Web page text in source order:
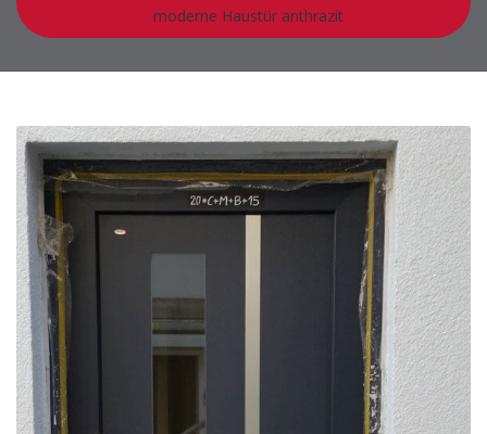
moderne Haustür anthrazit